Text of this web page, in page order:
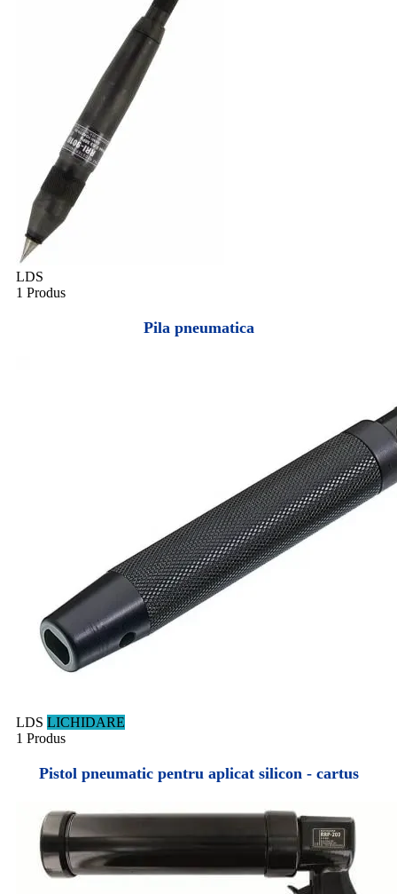
LDS
1 Produs
Pila pneumatica
LDS LICHIDARE
1 Produs
Pistol pneumatic pentru aplicat silicon - cartus